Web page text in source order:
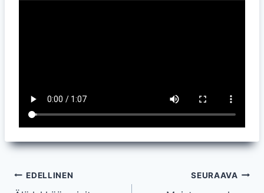
Artikkelien
EDELLINEN SEURAAVA